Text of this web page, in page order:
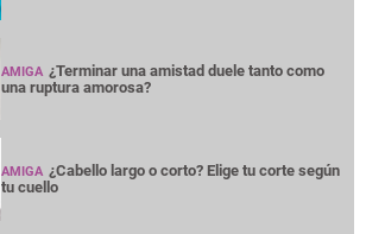
AMIGA ¿Terminar una amistad duele tanto como
una ruptura amorosa?
AMIGA ¿Cabello largo o corto? Elige tu corte según
tu cuello